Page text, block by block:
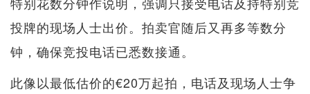
投牌的现场人士出价。拍卖官随后又再多等数分
钟，确保竞投电话已悉数接通。
此像以最低估价的€20万起拍，电话及现场人士争